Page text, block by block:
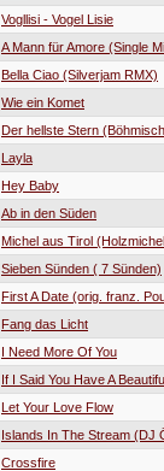
Vogllisi - Vogel Lisie
A Mann für Amore (Single
Bella Ciao (Silverjam RMX)
Wie ein Komet
Der hellste Stern
Layla
Hey Baby
Ab in den Süden
Michel aus Tirol
Sieben Sünden ( 7 Sünden)
First A Date (orig. franz.
Fang das Licht
I Need More Of You
If I Said You Have A
Let Your Love Flow
Islands In The Stream (DJ
Crossfire